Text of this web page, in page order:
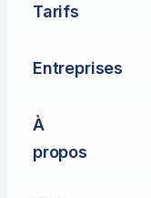
Tarifs
Entreprises
À
propos